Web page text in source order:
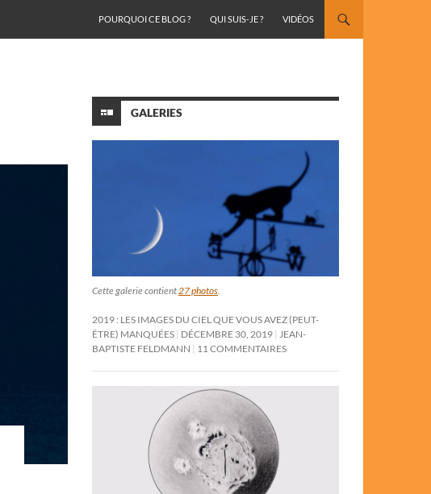
POURQUOI CE BLOG ?
QUI SUIS-JE ? VIDÉOS
GALERIES
Cette galerie contient27 photos.
2019 : LES IMAGES DU CIEL QUE VOUS AVEZ (PEUT-
ÊTRE) MANQUÉES DÉCEMBRE 30, 2019 JEAN-
BAPTISTE FELDMANN
11 COMMENTAIRES